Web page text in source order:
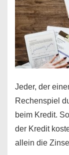
Jeder, der
Rechenspiel
beim Kredit.
der Kredit
allein die